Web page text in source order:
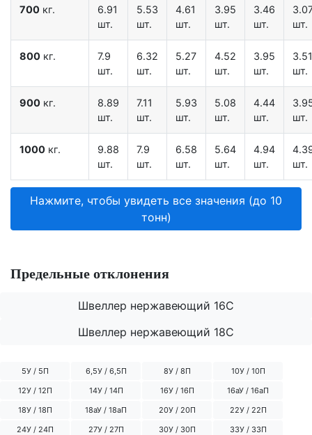
700 кг.
6.91
шт.
5.53
шт.
4.61
шт.
3.95
шт.
3.46
шт.
шт.
800 кг.
7.9
шт.
6.32
шт.
5.27
шт.
4.52
шт.
3.95
шт.
3.51
шт.
900 кг.
8.89
шт.
7.11
шт.
5.93
шт.
5.08
шт.
4.44
шт.
шт.
1000 кг.
9.88
шт.
7.9
шт.
6.58
шт.
5.64
шт.
4.94
шт.
шт.
Нажмите, чтобы увидеть все значения (до 10
тонн)
Предельные отклонения
Швеллер нержавеющий 16С
Швеллер нержавеющий 18С
5У / 5П 6,5У / 6,5П 8У / 8П
10У / 10П
12У / 12П
14У / 14П 16У / 16П
16аУ / 16аП
18У / 18П
18аУ / 18аП 20У / 20П
22У / 22П
24У / 24П
27У / 27П 30У / 30П
33У / 33П